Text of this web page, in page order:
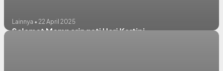
Lainnya • 22 April 2025
Selamat Memperingati Hari Kartini